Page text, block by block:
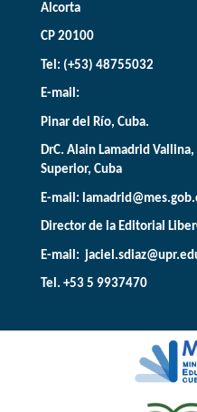
Alcorta
CP 20100
Tel: (+53) 48755032
E-mail:
Pinar del Río, Cuba.
DrC. Alain Lamadrid
Superior, Cuba
E-mail:
Director de la Editorial
E-mail:
Tel. +53 5 9937470